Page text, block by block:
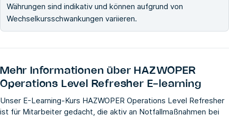
Währungen sind indikativ und können aufgrund von
Wechselkursschwankungen variieren.
Mehr Informationen über HAZWOPER
Operations Level Refresher E-learning
Unser E-Learning-Kurs HAZWOPER Operations Level Refresher
ist für Mitarbeiter gedacht, die aktiv an Notfallmaßnahmen bei